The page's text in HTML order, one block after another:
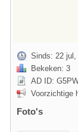
Sinds: 22 jul,
Bekeken: 3
AD ID:
Voorzichtige
Foto's